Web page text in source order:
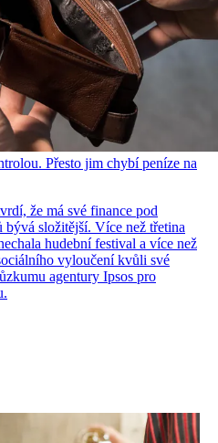
Přesto jim chybí peníze na
že má své finance pod
složitější. Více než třetina
hudební festival a více než
vyloučení kvůli své
agentury Ipsos pro